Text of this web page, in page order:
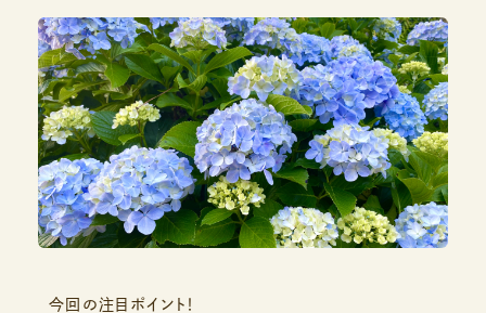
今回の注目ポイント！